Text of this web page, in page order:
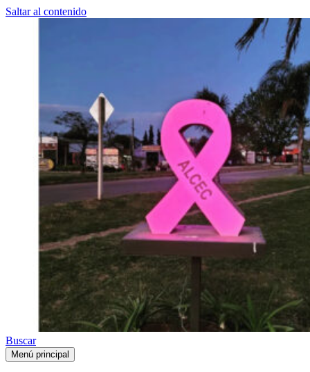
Saltar al contenido
Buscar
Menú principal